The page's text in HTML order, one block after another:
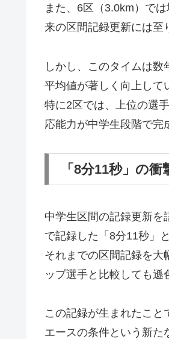
また、6区（3.0km）で
来の区間記録更新には至
しかし、このタイムは
平均値が著しく向上して
特に2区では、上位の選
応能力が中学生段階で完
「8分11秒」の
中学生区間の記録更新を
で記録した「8分11秒」
それまでの区間記録を大
ップ選手と比較しても遜
この記録が生まれたこ
エースの条件という新た